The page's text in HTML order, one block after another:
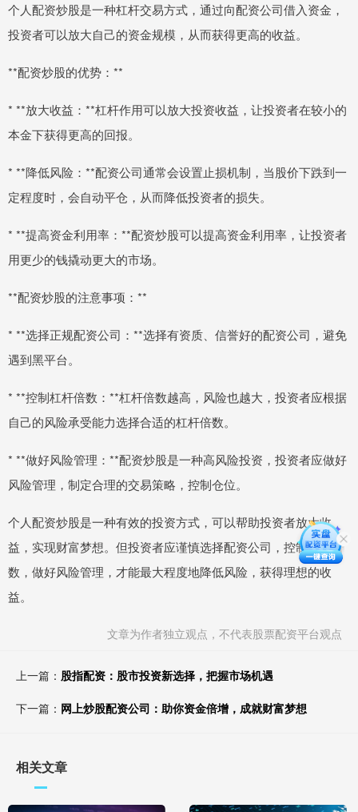
个人配资炒股是一种杠杆交易方式，通过向配资公司借入资金，
投资者可以放大自己的资金规模，从而获得更高的收益。
**配资炒股的优势：**
* **放大收益：**杠杆作用可以放大投资收益，让投资者在较小的
本金下获得更高的回报。
* **降低风险：**配资公司通常会设置止损机制，当股价下跌到一
定程度时，会自动平仓，从而降低投资者的损失。
* **提高资金利用率：**配资炒股可以提高资金利用率，让投资者
用更少的钱撬动更大的市场。
**配资炒股的注意事项：**
* **选择正规配资公司：**选择有资质、信誉好的配资公司，避免
遇到黑平台。
* **控制杠杆倍数：**杠杆倍数越高，风险也越大，投资者应根据
自己的风险承受能力选择合适的杠杆倍数。
* **做好风险管理：**配资炒股是一种高风险投资，投资者应做好
风险管理，制定合理的交易策略，控制仓位。
个人配资炒股是一种有效的投资方式，可以帮助投资者放大收
益，实现财富梦想。但投资者应谨慎选择配资公司，控制杠杆倍
数，做好风险管理，才能最大程度地降低风险，获得理想的收
益。
文章为作者独立观点，不代表股票配资平台观点
上一篇： 股指配资：股市投资新选择，把握市场机遇
下一篇： 网上炒股配资公司：助你资金倍增，成就财富梦想
相关文章